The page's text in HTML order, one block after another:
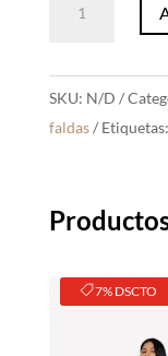
Falda
SKU: N/D
faldas
Etiquetas:
7% DSCTO